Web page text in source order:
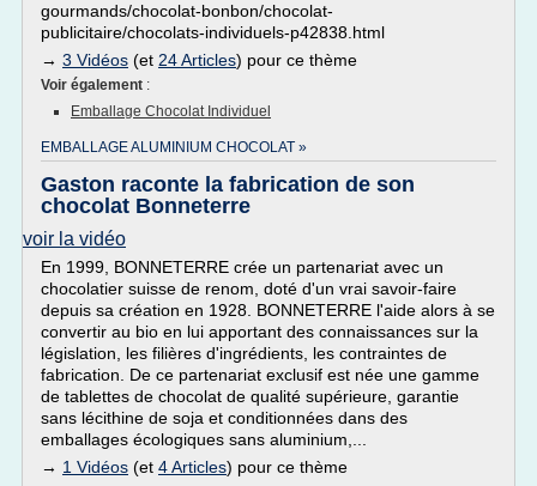
gourmands/chocolat-bonbon/chocolat-
publicitaire/chocolats-individuels-p42838.html
→ 3 Vidéos (et 24 Articles) pour ce thème
Voir également :
Emballage Chocolat Individuel
EMBALLAGE ALUMINIUM CHOCOLAT »
Gaston raconte la fabrication de son
chocolat Bonneterre
voir la vidéo
En 1999, BONNETERRE crée un partenariat avec un
chocolatier suisse de renom, doté d'un vrai savoir-faire
depuis sa création en 1928. BONNETERRE l'aide alors à se
convertir au bio en lui apportant des connaissances sur la
législation, les filières d'ingrédients, les contraintes de
fabrication. De ce partenariat exclusif est née une gamme
de tablettes de chocolat de qualité supérieure, garantie
sans lécithine de soja et conditionnées dans des
emballages écologiques sans aluminium,...
→ 1 Vidéos (et 4 Articles) pour ce thème